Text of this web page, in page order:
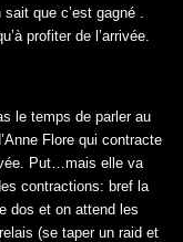
que c’est gagné .
profiter de l’arrivée.
le temps de parler au
Flore qui contracte
Put…mais elle va
contractions: bref la
dos et on attend les
(se taper un raid et